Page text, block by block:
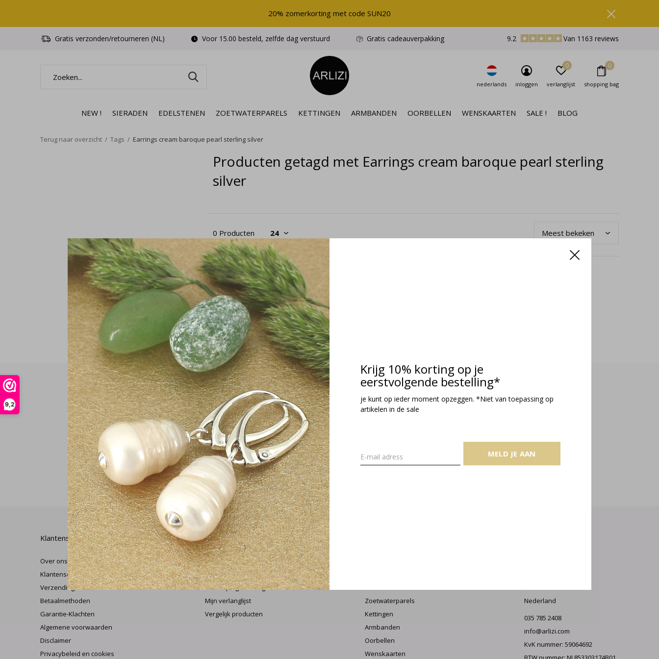
9,2
Krijg 10% korting op je
eerstvolgende bestelling*
je kunt op ieder moment opzeggen. *Niet van toepassing op
artikelen in de sale
MELD JE AAN
NEW ! SIERADEN EDELSTENEN ZOETWATERPARELS KETTINGEN ARMBANDEN OORBELLEN WENSKAARTEN SALE ! BLOG
nederlands inloggen verlanglijst
0
shopping bag
0
Gratis verzonden/retourneren (NL) Voor 15.00 besteld, zelfde dag verstuurd Gratis cadeauverpakking 9.2 Van 1163 reviews
20% zomerkorting met code SUN20
Terug naar overzicht Tags Earrings cream baroque pearl sterling silver
Producten getagd met Earrings cream baroque pearl sterling
silver
0 Producten
Meld je aan voor onze nieuwsbrief
Ontvang de nieuwste aanbiedingen en promoties
Klantenservice
Over ons
Klantenservice
Verzending & retourneren
Betaalmethoden
Garantie-Klachten
Algemene voorwaarden
Disclaimer
Privacybeleid en cookies
Mijn account
Registreren
Mijn bestellingen
Herroeping aanvragen
Mijn verlanglijst
Vergelijk producten
Zoetwaterparels
Kettingen
Armbanden
Oorbellen
Wenskaarten
Nederland
035 785 2408
info@arlizi.com
KvK nummer: 59064692